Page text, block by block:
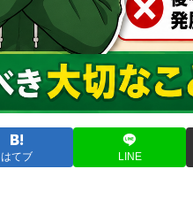
はてブ LINE